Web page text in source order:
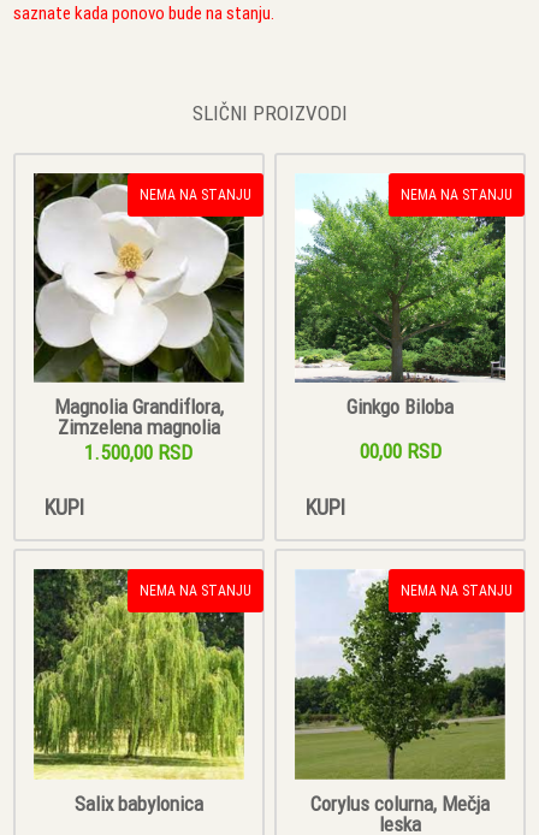
saznate kada ponovo bude na stanju.
SLIČNI PROIZVODI
NEMA NA STANJU
Magnolia Grandiflora,
Zimzelena magnolia
1.500,00 RSD
KUPI
NEMA NA STANJU
Ginkgo Biloba
00,00 RSD
KUPI
NEMA NA STANJU
Salix babylonica
NEMA NA STANJU
Corylus colurna, Mečja
leska